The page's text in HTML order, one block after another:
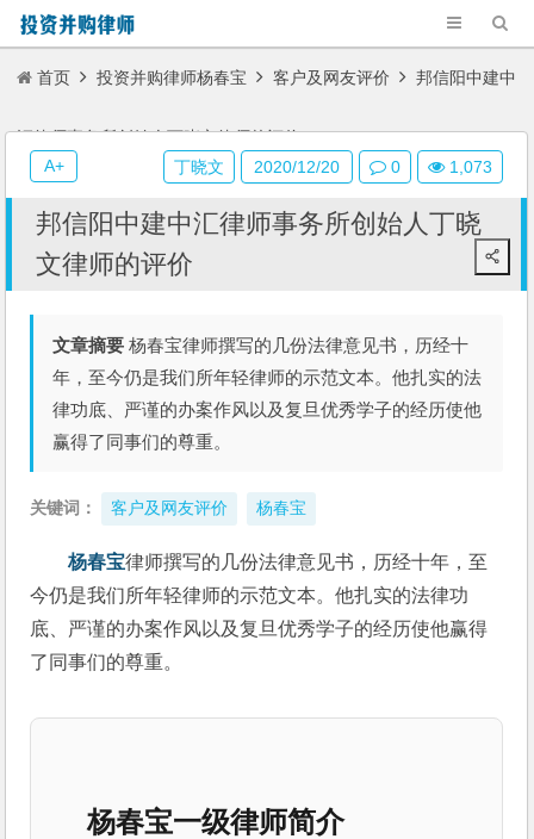
首页 投资并购律师杨春宝 客户及网友评价 邦信阳中建中
汇律师事务所创始人丁晓文律师的评价
邦信阳中建中汇律师事务所创始人丁晓
文律师的评价
文章摘要 杨春宝律师撰写的几份法律意见书，历经十
年，至今仍是我们所年轻律师的示范文本。他扎实的法
律功底、严谨的办案作风以及复旦优秀学子的经历使他
赢得了同事们的尊重。
关键词： 客户及网友评价 杨春宝
杨春宝律师撰写的几份法律意见书，历经十年，至
今仍是我们所年轻律师的示范文本。他扎实的法律功
底、严谨的办案作风以及复旦优秀学子的经历使他赢得
了同事们的尊重。
杨春宝一级律师简介
丁晓文 2020/12/20 0 1,073
A+